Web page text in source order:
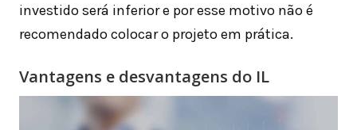
investido será inferior e por esse motivo não é
recomendado colocar o projeto em prática.
Vantagens e desvantagens do IL